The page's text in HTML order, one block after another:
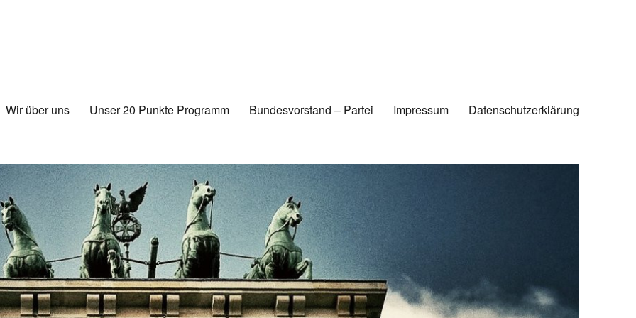
Wir über uns Unser 20 Punkte Programm Bundesvorstand – Partei Impressum Datenschutzerklärung